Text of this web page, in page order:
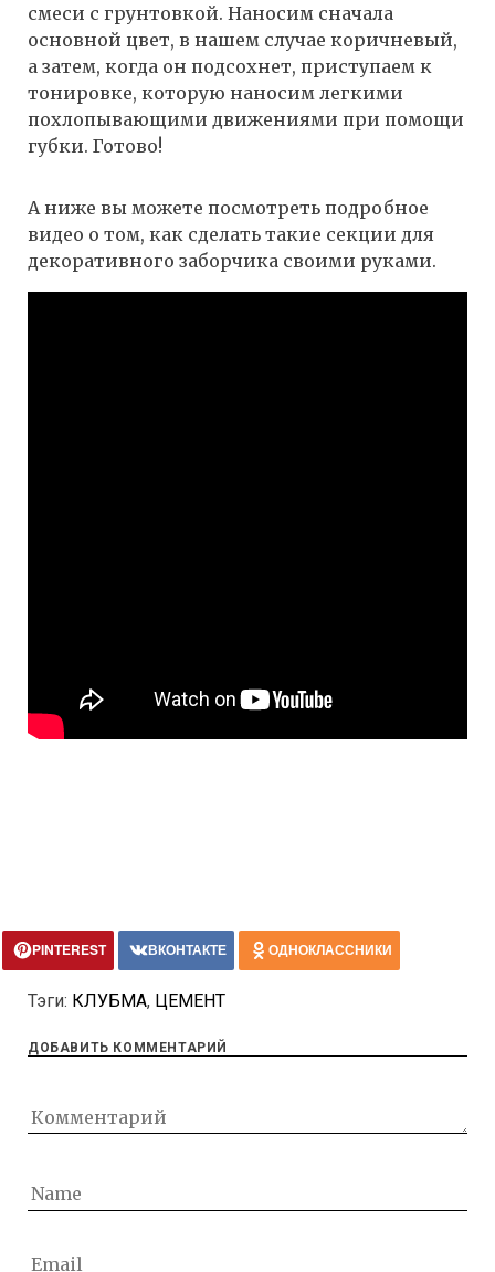
смеси с грунтовкой. Наносим сначала
основной цвет, в нашем случае коричневый,
а затем, когда он подсохнет, приступаем к
тонировке, которую наносим легкими
похлопывающими движениями при помощи
губки. Готово!
А ниже вы можете посмотреть подробное
видео о том, как сделать такие секции для
декоративного заборчика своими руками.
PINTEREST ВКОНТАКТЕ ОДНОКЛАССНИКИ
Тэги: КЛУБМА, ЦЕМЕНТ
ДОБАВИТЬ КОММЕНТАРИЙ